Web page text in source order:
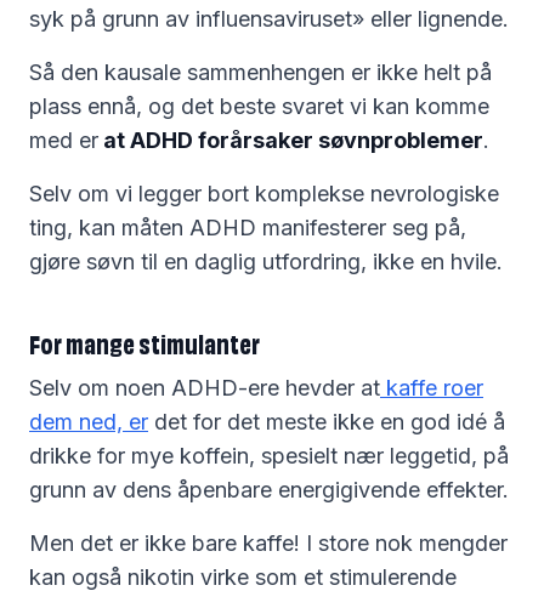
syk på grunn av influensaviruset» eller lignende.
Så den kausale sammenhengen er ikke helt på
plass ennå, og det beste svaret vi kan komme
med er at ADHD forårsaker søvnproblemer.
Selv om vi legger bort komplekse nevrologiske
ting, kan måten ADHD manifesterer seg på,
gjøre søvn til en daglig utfordring, ikke en hvile.
For mange stimulanter
Selv om noen ADHD-ere hevder at kaffe roer
dem ned, er det for det meste ikke en god idé å
drikke for mye koffein, spesielt nær leggetid, på
grunn av dens åpenbare energigivende effekter.
Men det er ikke bare kaffe! I store nok mengder
kan også nikotin virke som et stimulerende